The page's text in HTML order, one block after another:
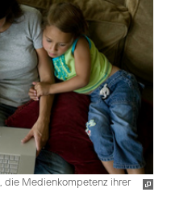
die Medienkompetenz ihrer